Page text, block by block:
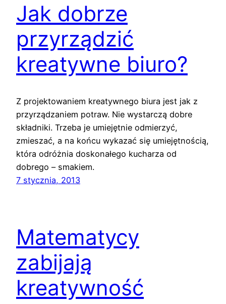
Jak dobrze
przyrządzić
kreatywne biuro?
Z projektowaniem kreatywnego biura jest jak z
przyrządzaniem potraw. Nie wystarczą dobre
składniki. Trzeba je umiejętnie odmierzyć,
zmieszać, a na końcu wykazać się umiejętnością,
która odróżnia doskonałego kucharza od
dobrego – smakiem.
7 stycznia, 2013
Matematycy
zabijają
kreatywność